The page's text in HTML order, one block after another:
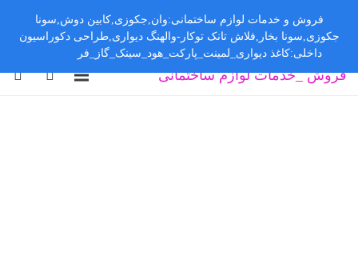
فروش _خدمات لوازم ساختمانی
فروش و خدمات لوازم ساختمانی:وان,جکوزی,کابین دوش,سونا
جکوزی,سونا بخار,فلاش تانک توکار-والهنگ دیواری,طراحی دکوراسیون
داخلی:کاغذ دیواری_لمینت_پارکت_هود_سینک_گاز_فر